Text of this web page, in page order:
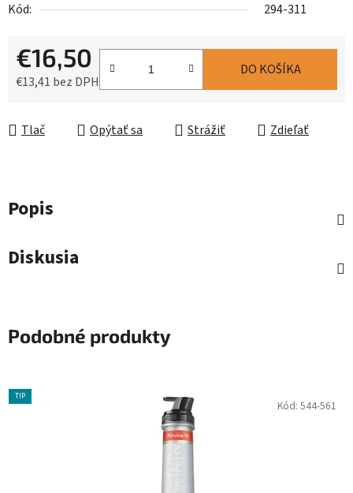
Kód:
294-311
€16,50
€13,41 bez DPH
DO KOŠÍKA
Tlač Opýtať sa Strážiť Zdieľať
Popis
Diskusia
Podobné produkty
TIP
Kód: 544-561